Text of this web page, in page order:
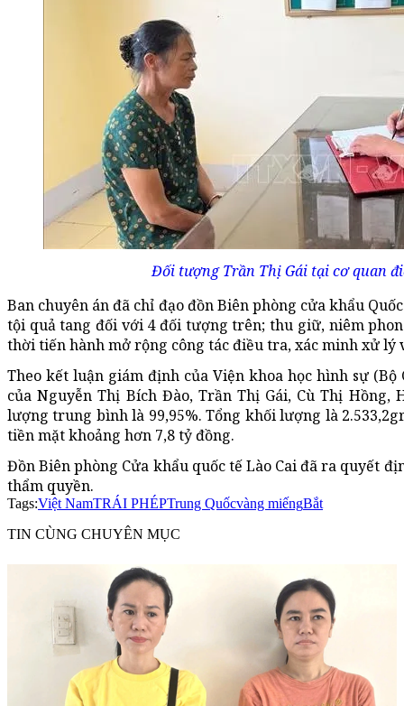
Đối tượng Trần Thị Gái tại cơ quan
Ban chuyên án đã chỉ đạo đồn Biên phòng cửa khẩu
tội quả tang đối với 4 đối tượng trên; thu giữ, niêm
thời tiến hành mở rộng công tác điều tra, xác minh xử lý
Theo kết luận giám định của Viện khoa học hình sự
của Nguyễn Thị Bích Đào, Trần Thị Gái, Cù Thị Hồng,
lượng trung bình là 99,95%. Tổng khối lượng là
tiền mặt khoảng hơn 7,8 tỷ đồng.
Đồn Biên phòng Cửa khẩu quốc tế Lào Cai đã ra quyết
thẩm quyền.
Tags:Việt NamTRÁI PHÉPTrung Quốcvàng miếngBắt
TIN CÙNG CHUYÊN MỤC